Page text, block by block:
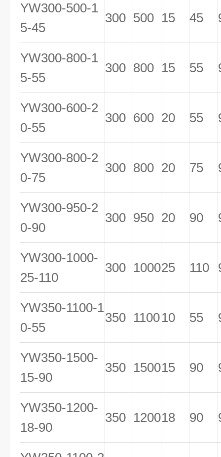
YW300-500-1
5-45
300 500 15 45
YW300-800-1
5-55
300 800 15 55
YW300-600-2
0-55
300 600 20 55
YW300-800-2
0-75
300 800 20 75
YW300-950-2
0-90
300 950 20 90
YW300-1000-
25-110
300 100025 110
YW350-1100-1
0-55
350 110010 55
YW350-1500-
15-90
350 150015 90
YW350-1200-
18-90
350 120018 90